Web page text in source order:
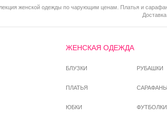
женской одежды по чарующим ценам. Платья и
ЖЕНСКАЯ ОДЕЖДА
БЛУЗКИ РУБАШКИ
ПЛАТЬЯ САРАФАНЫ
ЮБКИ ФУТБОЛКИ